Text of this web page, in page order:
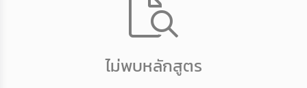
ไม่พบหลักสูตร